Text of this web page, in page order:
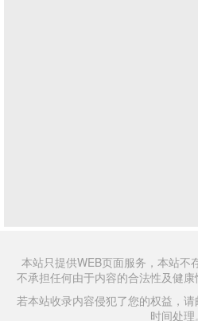
本站只提供WEB页面服务，本站不
不承担任何由于内容的合法性及健康
若本站收录内容侵犯了您的权益，
时间处理。